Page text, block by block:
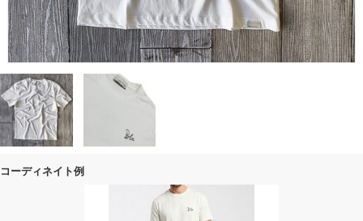
コーディネイト例